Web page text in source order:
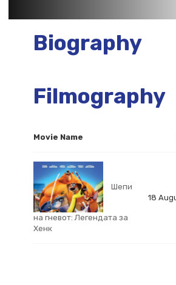
Biography
Filmography
Movie Name
Шепи
на гневот: Легендата за
Хенк
18